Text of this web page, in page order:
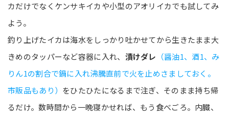
カだけでなくケンサキイカや小型のアオリイカでも試してみ
よう。
釣り上げたイカは海水をしっかり吐かせてから生きたまま大
きめのタッパーなど容器に入れ、 漬けダレ （醤油1、酒1、み
りん1の割合で鍋に入れ沸騰直前で火を止めさましておく。
市販品もあり） をひたひたになるまで注ぎ、そのまま持ち帰
るだけ。数時間から一晩寝かせれば、もう食べごろ。内臓、